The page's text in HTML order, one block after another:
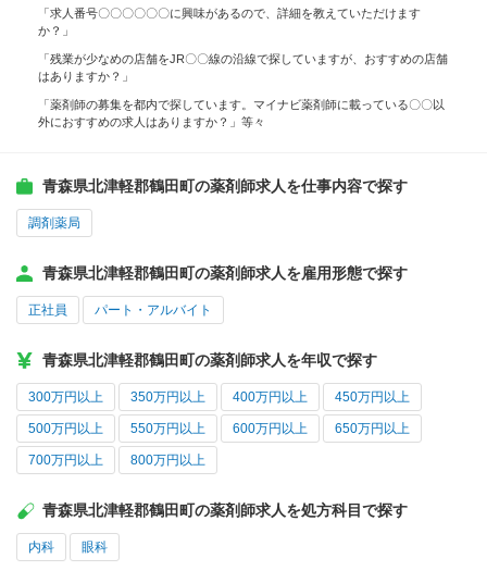
「求人番号〇〇〇〇〇〇に興味があるので、詳細を教えていただけます
か？」
「残業が少なめの店舗をJR〇〇線の沿線で探していますが、おすすめの店舗
はありますか？」
「薬剤師の募集を都内で探しています。マイナビ薬剤師に載っている〇〇以
外におすすめの求人はありますか？」等々
青森県北津軽郡鶴田町の薬剤師求人を仕事内容で探す
調剤薬局
青森県北津軽郡鶴田町の薬剤師求人を雇用形態で探す
正社員 パート・アルバイト
青森県北津軽郡鶴田町の薬剤師求人を年収で探す
300万円以上 350万円以上 400万円以上 450万円以上
500万円以上 550万円以上 600万円以上 650万円以上
700万円以上 800万円以上
青森県北津軽郡鶴田町の薬剤師求人を処方科目で探す
内科 眼科